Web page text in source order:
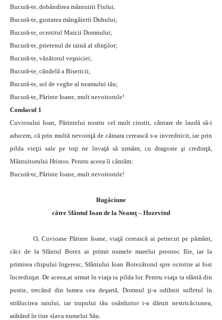
Bucură-te, dobândirea mântuirii Fiului;
Bucură-te, gustarea mângâierii Duhului;
Bucură-te, ocrotitul Maicii Domnului;
Bucură-te, prietenul de taină al sfinţilor;
Bucură-te, văzătorul veşniciei;
Bucură-te, căndelă a Bisericii;
Bucură-te, sol de veghe al neamului tău;
Bucură-te, Părinte Ioane, mult nevoitorule!
Condacul 1
Cuviosului Ioan, Părintelui nostru cel mult cinstit, cântare de laudă să-i
aducem, că prin multă nevoinţă de cămara cerească s-a invrednicit, iar prin
pilda vieţii sale pe toţi ne învaţă să urmăm, cu dragoste şi credinţă,
Mântuitorului Hristos. Pentru aceea îi cântăm:
Bucură-te, Părinte Ioane, mult nevoitorule!
Rugăciune
către Sfântul Ioan de la Neamţ – Hozevitul
O, Cuvioase Părinte Ioane, viaţă cerească ai petrecut pe pământ,
căci de la Sfântul Botez ai primit numele marelui prooroc Ilie, iar la
primirea chipului îngeresc, Sfântului Ioan Botezătorul spre ocrotire ai fost
încredinţat. De aceea,ai urmat în viaţa ta pilda lor. Pentru viaţa ta sfântă din
pustie, trecând din lumea cea deşartă, Domnul ţi-a odihnit sufletul în
strălucirea raiului, iar trupului tău osârduitor i-a dăruit nestricăciunea,
arătând în tine slava numelui Său.